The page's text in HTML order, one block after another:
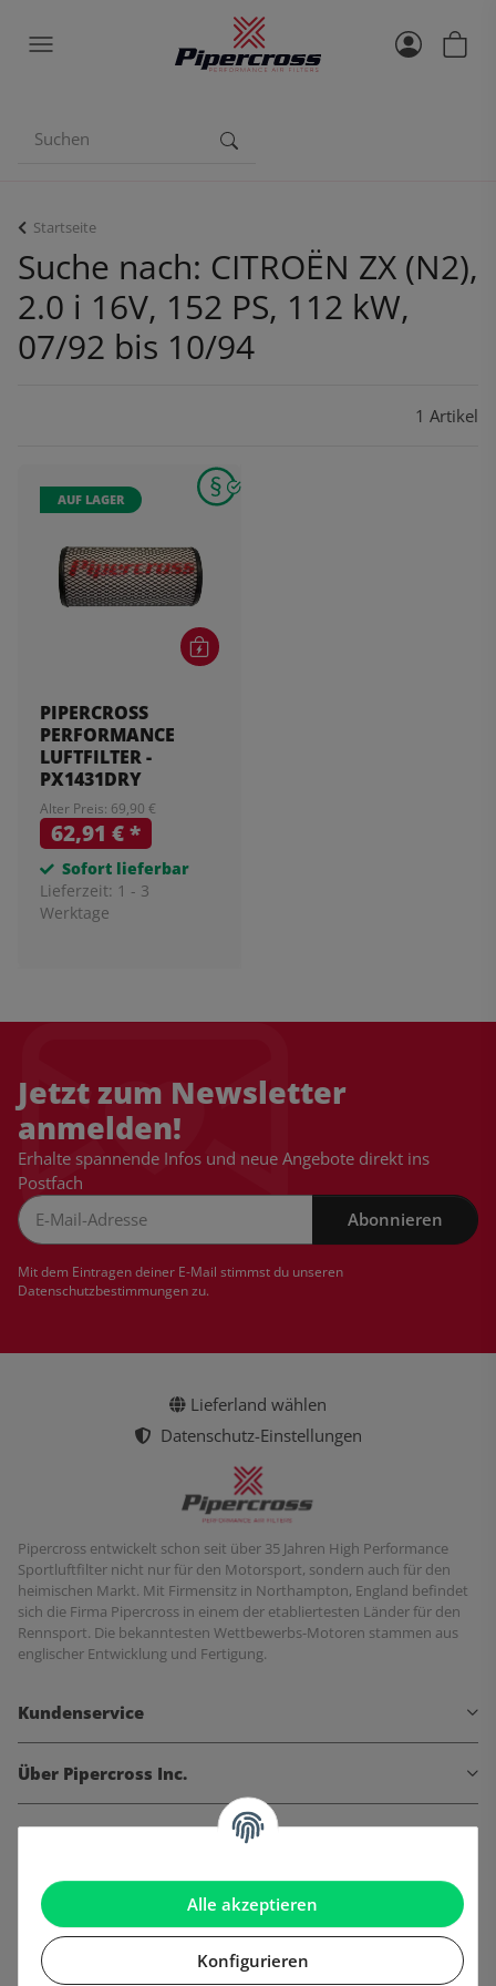
Alle akzeptieren
Konfigurieren
Startseite
Suche nach: CITROËN ZX (N2),
2.0 i 16V, 152 PS, 112 kW,
07/92 bis 10/94
1 Artikel
AUF LAGER
PIPERCROSS
PERFORMANCE
LUFTFILTER -
PX1431DRY
Alter Preis: 69,90 €
62,91 €*
Sofort lieferbar
Lieferzeit: 1 - 3
Werktage
Jetzt zum Newsletter
anmelden!
Erhalte spannende Infos und neue Angebote direkt ins
Postfach
Abonnieren
Mit dem Eintragen deiner E-Mail stimmst du unseren
Datenschutzbestimmungenzu.
Lieferland wählen
Datenschutz-Einstellungen
Pipercross entwickelt schon seit über 35 Jahren High Performance
Sportluftfilter nicht nur für den Motorsport, sondern auch für den
heimischen Markt. Mit Firmensitz in Northampton, England befindet
sich die Firma Pipercross in einem der etabliertesten Länder für den
Rennsport. Die bekanntesten Wettbewerbs-Motoren stammen aus
englischer Entwicklung und Fertigung.
Kundenservice
Über Pipercross Inc.
Informationen
Gesetzliche Informationen